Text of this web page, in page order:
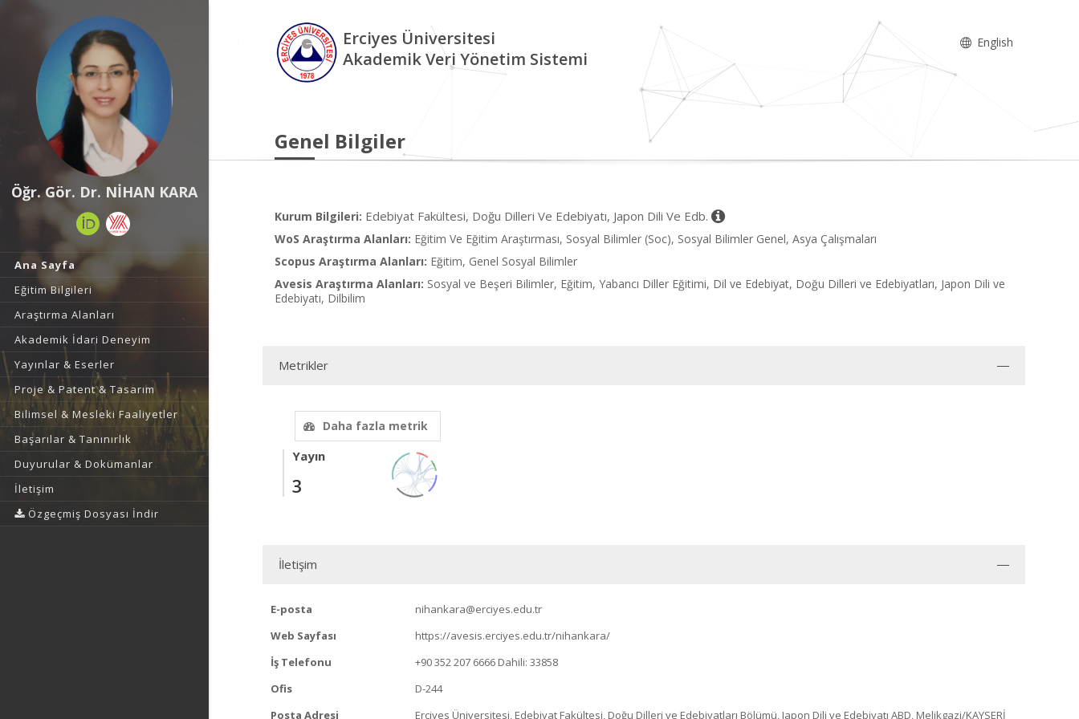
Öğr. Gör. Dr. NİHAN KARA
Ana Sayfa
Eğitim Bilgileri
Araştırma Alanları
Akademik İdari Deneyim
Yayınlar & Eserler
Proje & Patent & Tasarım
Bilimsel & Mesleki Faaliyetler
Başarılar & Tanınırlık
Duyurular & Dokümanlar
İletişim
Özgeçmiş Dosyası İndir
Erciyes Üniversitesi
Akademik Veri Yönetim Sistemi
English
Genel Bilgiler
Kurum Bilgileri: Edebiyat Fakültesi, Doğu Dilleri Ve Edebiyatı, Japon Dili Ve Edb.
WoS Araştırma Alanları: Eğitim Ve Eğitim Araştırması, Sosyal Bilimler (Soc), Sosyal Bilimler Genel, Asya Çalışmaları
Scopus Araştırma Alanları: Eğitim, Genel Sosyal Bilimler
Avesis Araştırma Alanları: Sosyal ve Beşeri Bilimler, Eğitim, Yabancı Diller Eğitimi, Dil ve Edebiyat, Doğu Dilleri ve Edebiyatları, Japon Dili ve
Edebiyatı, Dilbilim
Metrikler
Daha fazla metrik
Yayın
3
İletişim
E-posta
nihankara@erciyes.edu.tr
Web Sayfası
https://avesis.erciyes.edu.tr/nihankara/
İş Telefonu
+90 352 207 6666 Dahili: 33858
Ofis
D-244
Posta Adresi
Erciyes Üniversitesi, Edebiyat Fakültesi, Doğu Dilleri ve Edebiyatları Bölümü, Japon Dili ve Edebiyatı ABD, Melikgazi/KAYSERİ